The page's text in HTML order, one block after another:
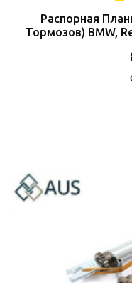
Распорная
Тормозов) BMW,